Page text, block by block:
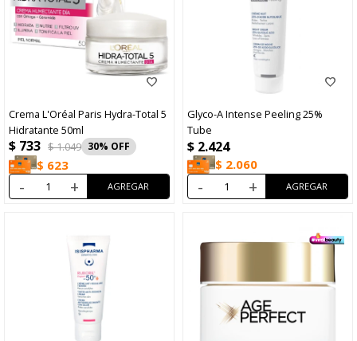
Crema L'Oréal Paris Hydra-Total 5
Hidratante 50ml
$ 733 $1.049 30
$ 623
- +
Glyco-A Intense Peeling 25%
Tube
$ 2.424
$ 2.060
- +